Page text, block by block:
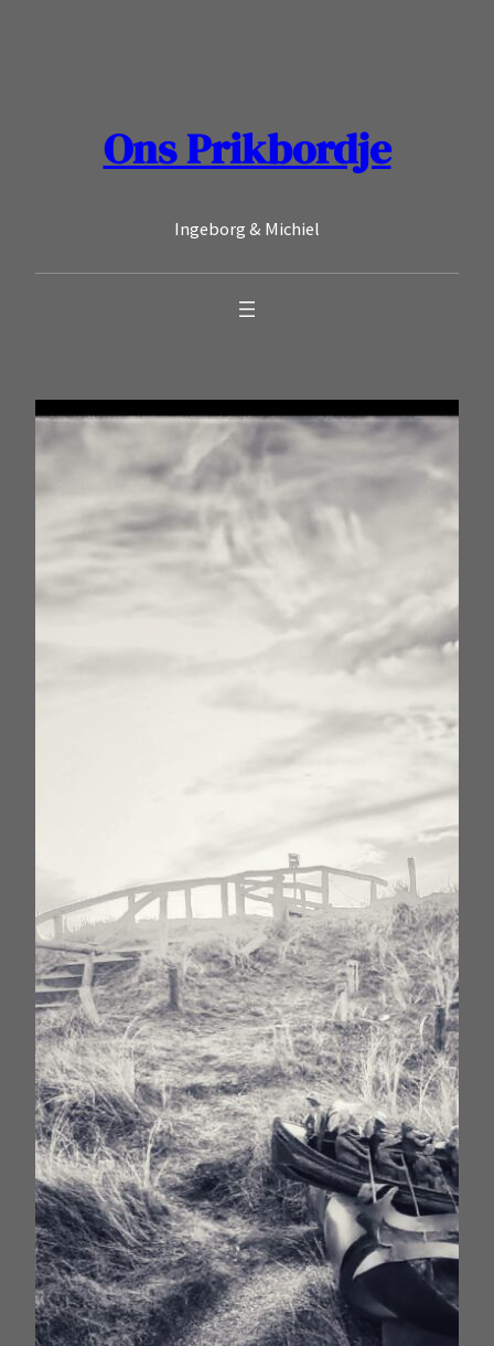
Ons Prikbordje
Ingeborg & Michiel